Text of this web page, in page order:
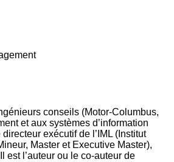
conseils (Motor-Columbus,
et aux systèmes d’information
exécutif de l’IML (Institut
Master et Executive Master),
est l’auteur ou le co-auteur de